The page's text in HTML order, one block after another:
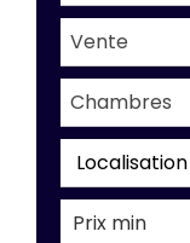
Vente
Chambres
Localisation